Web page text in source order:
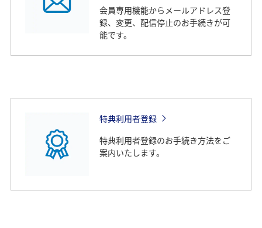
会員専用機能からメールアドレス登
録、変更、配信停止のお手続きが可
能です。
特典利用者登録
特典利用者登録のお手続き方法をご
案内いたします。